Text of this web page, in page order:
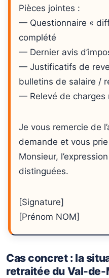
Pièces jointes :
— Questionnaire «
complété
— Dernier avis
— Justificatifs de
bulletins de salaire /
— Relevé de charges
Je vous remercie de
demande et vous prie
Monsieur,
distinguées.
[Signature]
[Prénom NOM]
Cas concret : la
retraitée du Val-de-